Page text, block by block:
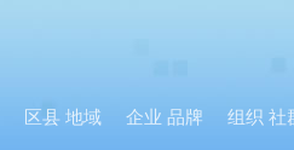
区县 地域 企业 品牌 组织 社